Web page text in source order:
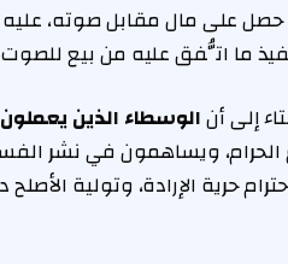
على مال مقابل صوته،
ما اتُّفق عليه من بيع
إلى أنالوسطاء الذين
ويساهمون في نشر
حرية الإرادة، وتولية